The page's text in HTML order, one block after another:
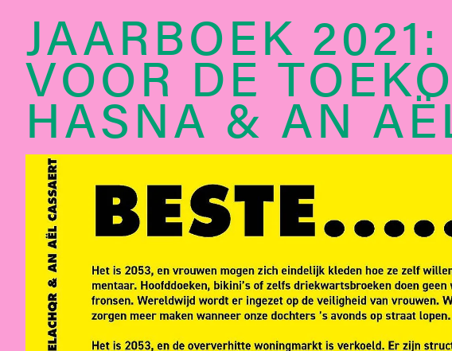
JAARBOEK
VOOR DE
HASNA & AN